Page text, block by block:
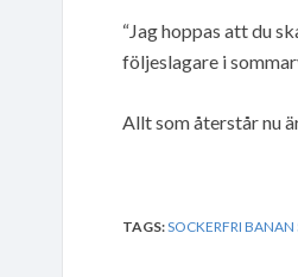
“Jag hoppas att du
följeslagare i
Allt som återstår nu
TAGS:SOCKERFRI BANAN